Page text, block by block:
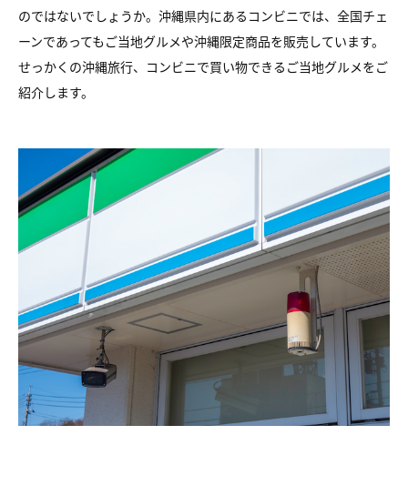
のではないでしょうか。沖縄県内にあるコンビニでは、全国チェ
ーンであってもご当地グルメや沖縄限定商品を販売しています。
せっかくの沖縄旅行、コンビニで買い物できるご当地グルメをご
紹介します。